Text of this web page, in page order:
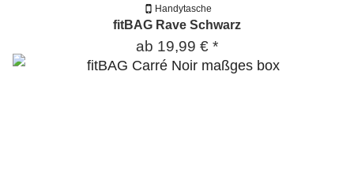
Handytasche
fitBAG Rave Schwarz
ab 19,99 € *